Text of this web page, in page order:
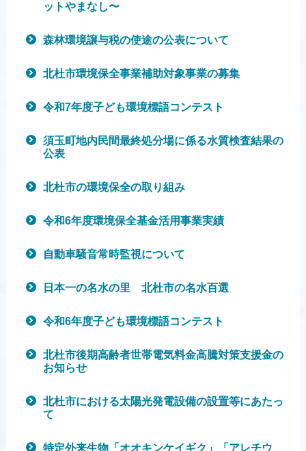
ットやまなし〜
森林環境譲与税の使途の公表について
北杜市環境­保全事業補助対象事業の募集
令和7年度子ども環境標語コンテスト
須玉町地内民間最終処分場に係る水質検査結果の
公表
北杜市の環境保全の取り組み
令和6年度環境保全基金活用事業実績
自動車騒音常時監視について
日本一の名水の里 北杜市の名水百選
令和6年度子ども環境標語コンテスト
北杜市後期高齢者世帯電気料金高騰対策支援金の
お知らせ
北杜市における太陽光発電設備の設置等にあたっ
て
特定外来生物「オオキンケイギク」「アレチウ